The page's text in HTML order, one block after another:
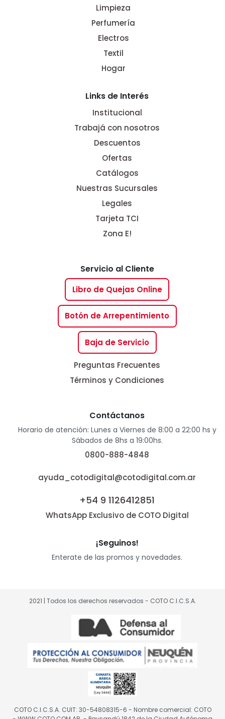
Limpieza
Perfumería
Electros
Textil
Hogar
Links de Interés
Institucional
Trabajá con nosotros
Descuentos
Ofertas
Catálogos
Nuestras Sucursales
Legales
Tarjeta TCI
Zona E!
Servicio al Cliente
Libro de Quejas Online
Botón de Arrepentimiento
Baja de Servicio
Preguntas Frecuentes
Términos y Condiciones
Contáctanos
Horario de atención: Lunes a Viernes de 8:00 a 22:00 hs y
Sábados de 8hs a 19:00hs.
0800-888-4848
ayuda_cotodigital@cotodigital.com.ar
+54 9 1126412851
WhatsApp Exclusivo de COTO Digital
¡Seguinos!
Enterate de las promos y novedades.
2021 | Todos los derechos reservados - COTO C.I.C.S.A.
COTO C.I.C.S.A. CUIT: 30-54808315-6 - Nombre comercial: COTO